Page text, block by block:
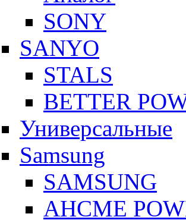
SONY
SANYO
STALS
BETTER
Универсальные
Samsung
SAMSUNG
AHCME